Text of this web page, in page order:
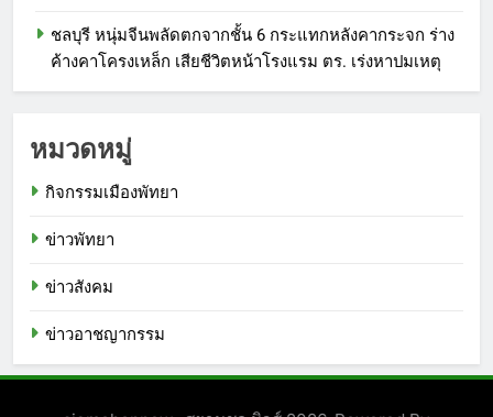
ชลบุรี หนุ่มจีนพลัดตกจากชั้น 6 กระแทกหลังคากระจก ร่าง
ค้างคาโครงเหล็ก เสียชีวิตหน้าโรงแรม ตร. เร่งหาปมเหตุ
หมวดหมู่
กิจกรรมเมืองพัทยา
ข่าวพัทยา
ข่าวสังคม
ข่าวอาชญากรรม